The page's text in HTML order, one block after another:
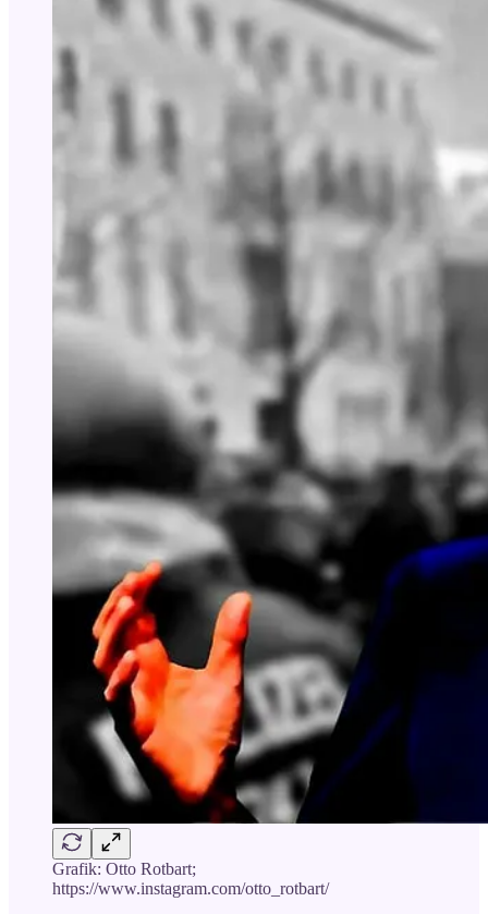
Grafik: Otto Rotbart;
https://www.instagram.com/otto_rotbart/